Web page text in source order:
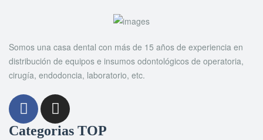
Somos una casa dental con más de 15 años de experiencia en
distribución de equipos e insumos odontológicos de operatoria,
cirugía, endodoncia, laboratorio, etc.
Categorias TOP